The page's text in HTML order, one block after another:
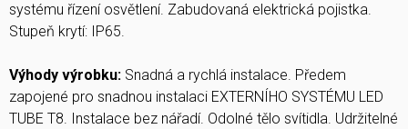
systému řízení osvětlení. Zabudovaná elektrická pojistka.
Stupeň krytí: IP65.
Výhody výrobku: Snadná a rychlá instalace. Předem
zapojené pro snadnou instalaci EXTERNÍHO SYSTÉMU LED
TUBE T8. Instalace bez nářadí. Odolné tělo svítidla. Udržitelné